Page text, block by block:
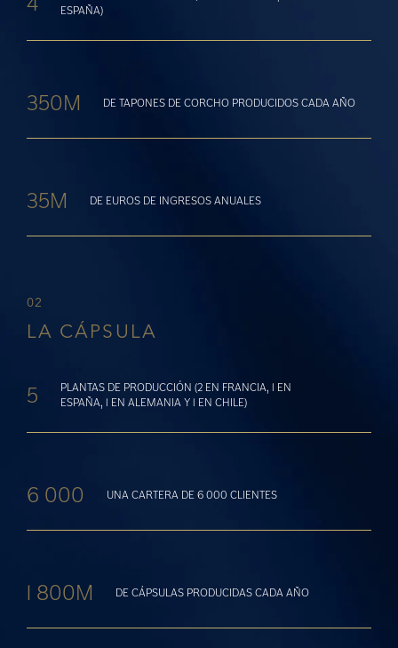
ESPAÑA)
350M DE TAPONES DE CORCHO PRODUCIDOS CADA AÑO
35M DE EUROS DE INGRESOS ANUALES
02
LA CÁPSULA
5
PLANTAS DE PRODUCCIÓN (2 EN FRANCIA, 1 EN
ESPAÑA, 1 EN ALEMANIA Y 1 EN CHILE)
6 000 UNA CARTERA DE 6 000 CLIENTES
1 800M DE CÁPSULAS PRODUCIDAS CADA AÑO